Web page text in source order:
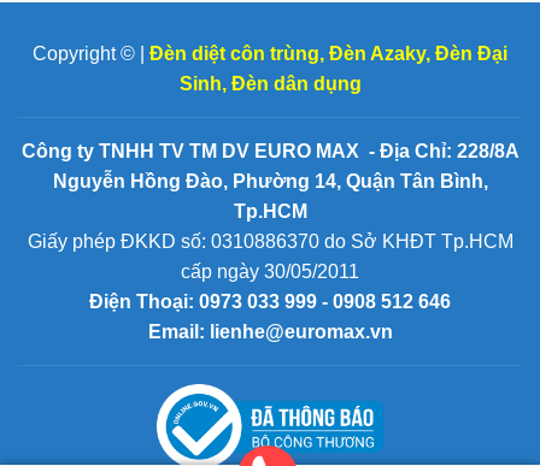
Copyright © | Đèn diệt côn trùng, Đèn Azaky, Đèn Đại
Sinh, Đèn dân dụng
Công ty TNHH TV TM DV EURO MAX - Địa Chỉ: 228/8A
Nguyễn Hồng Đào, Phường 14, Quận Tân Bình,
Tp.HCM
Giấy phép ĐKKD số: 0310886370 do Sở KHĐT Tp.HCM
cấp ngày 30/05/2011
Điện Thoại: 0973 033 999 - 0908 512 646
Email: lienhe@euromax.vn